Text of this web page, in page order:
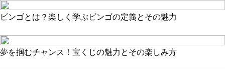
ビンゴとは？楽しく学ぶビンゴの定義とその魅力
夢を掴むチャンス！宝くじの魅力とその楽しみ方